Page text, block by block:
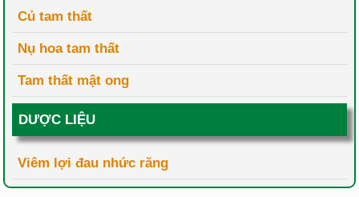
Củ tam thất
Nụ hoa tam thất
Tam thất mật ong
DƯỢC LIỆU
Viêm lợi đau nhức răng